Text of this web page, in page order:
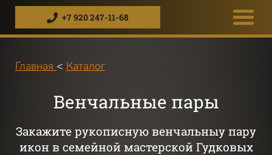
+7 920 247-11-68
Главная < Каталог
Венчальные пары
Закажите рукописную венчальныу пару
икон в семейной мастерской Гудковых